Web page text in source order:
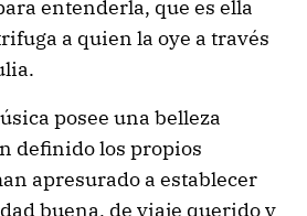
entenderla, que es ella
a quien la oye a través
posee una belleza
definido los propios
apresurado a establecer
buena, de viaje querido y